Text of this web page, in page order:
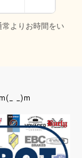
よりお時間をい
_)m